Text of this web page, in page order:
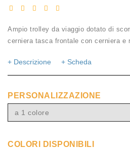
Ampio trolley da viaggio dotato di
cerniera tasca frontale con cerniera e
+ Descrizione + Scheda
PERSONALIZZAZIONE
a 1 colore
COLORI DISPONIBILI